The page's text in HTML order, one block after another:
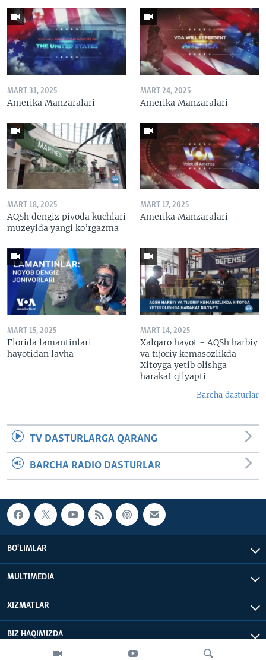
MART 31, 2025
Amerika Manzaralari
MART 24, 2025
Amerika Manzaralari
MART 18, 2025
AQSh dengiz piyoda kuchlari
muzeyida yangi ko’rgazma
MART 17, 2025
Amerika Manzaralari
MART 15, 2025
Florida lamantinlari
hayotidan lavha
MART 14, 2025
Xalqaro hayot - AQSh harbiy
va tijoriy kemasozlikda
Xitoyga yetib olishga
harakat qilyapti
Barcha dasturlar
TV DASTURLARGA QARANG
BARCHA RADIO DASTURLAR
BO'LIMLAR
MULTIMEDIA
XIZMATLAR
BIZ HAQIMIZDA